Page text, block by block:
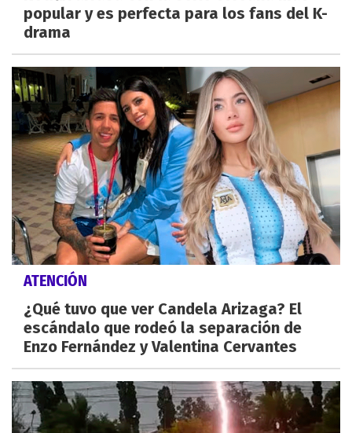
popular y es perfecta para los fans del K-
drama
ATENCIÓN
¿Qué tuvo que ver Candela Arizaga? El
escándalo que rodeó la separación de
Enzo Fernández y Valentina Cervantes